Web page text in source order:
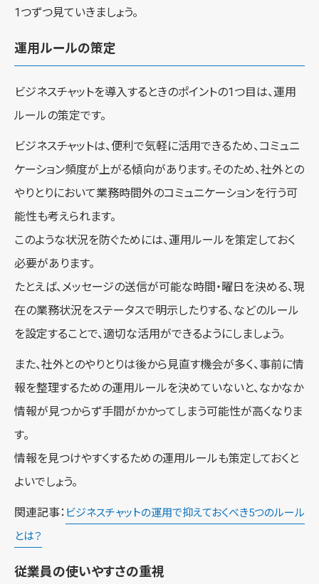
1つずつ見ていきましょう。
運用ルールの策定
ビジネスチャットを導入するときのポイントの1つ目は、運用
ルールの策定です。
ビジネスチャットは、便利で気軽に活用できるため、コミュニ
ケーション頻度が上がる傾向があります。そのため、社外との
やりとりにおいて業務時間外のコミュニケーションを行う可
能性も考えられます。
このような状況を防ぐためには、運用ルールを策定しておく
必要があります。
たとえば、メッセージの送信が可能な時間・曜日を決める、現
在の業務状況をステータスで明示したりする、などのルール
を設定することで、適切な活用ができるようにしましょう。
また、社外とのやりとりは後から見直す機会が多く、事前に情
報を整理するための運用ルールを決めていないと、なかなか
情報が見つからず手間がかかってしまう可能性が高くなりま
す。
情報を見つけやすくするための運用ルールも策定しておくと
よいでしょう。
関連記事： ビジネスチャットの運用で抑えておくべき5つのルール
とは？
従業員の使いやすさの重視